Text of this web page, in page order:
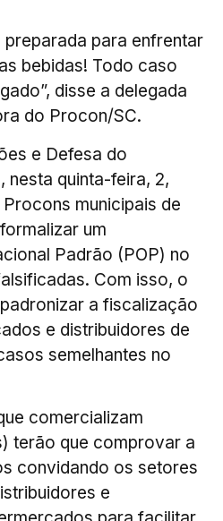
preparada para enfrentar
bebidas! Todo caso
disse a delegada
do Procon/SC.
e Defesa do
nesta quinta-feira, 2,
municipais de
um
Padrão (POP) no
Com isso, o
a fiscalização
e distribuidores de
semelhantes no
comercializam
terão que comprovar a
convidando os setores
e